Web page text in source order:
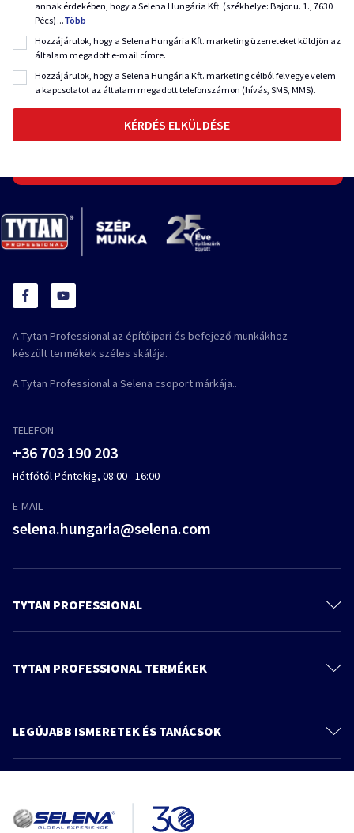
annak érdekében, hogy a Selena Hungária Kft. (székhelye: Bajor u. 1., 7630
Pécs) ...Több
Hozzájárulok, hogy a Selena Hungária Kft. marketing üzeneteket küldjön az
általam megadott e-mail címre.
Hozzájárulok, hogy a Selena Hungária Kft. marketing célból felvegye velem
a kapcsolatot az általam megadott telefonszámon (hívás, SMS, MMS).
A Tytan Professional az építőipari és befejező munkákhoz
készült termékek széles skálája.
A Tytan Professional a Selena csoport márkája..
TELEFON
+36 703 190 203
Hétfőtől Péntekig, 08:00 - 16:00
E-MAIL
selena.hungaria@selena.com
TYTAN PROFESSIONAL
Rólunk
Tudnivaló és tanács
TYTAN PROFESSIONAL TERMÉKEK
Ragasztóhabok
Tetőtermékek
LEGÚJABB ISMERETEK ÉS TANÁCSOK
További cikkek
Poliuretánhab TytanProfessional